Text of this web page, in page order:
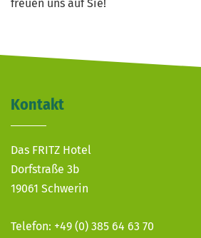
freuen uns auf Sie!
Kontakt
Das FRITZ Hotel
Dorfstraße 3b
19061 Schwerin
Telefon: +49 (0) 385 64 63 70